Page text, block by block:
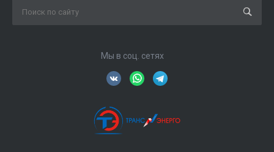
Мы в соц. сетях